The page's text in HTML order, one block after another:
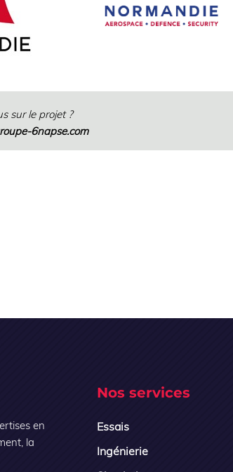
sur le projet ?
6napse.com
en
la
Nos services
Essais
Ingénierie